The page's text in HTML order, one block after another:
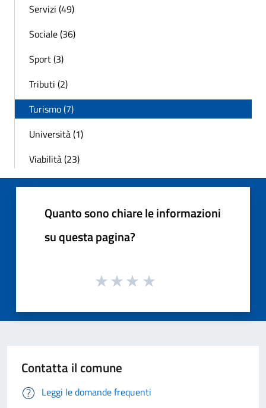
Servizi (49)
Sociale (36)
Sport (3)
Tributi (2)
Turismo (7)
Università (1)
Viabilità (23)
Quanto sono chiare le informazioni
su questa pagina?
Contatta il comune
Leggi le domande frequenti